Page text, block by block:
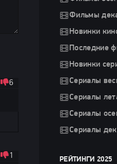
6
1
Фильмы
Новинки
Последние
Новинки
Сериалы
Сериалы
Сериалы
Сериалы
РЕЙТИНГИ 2025